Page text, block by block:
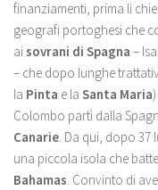
finanziamenti, prima li
geografi portoghesi che
aisovrani di Spagna –
– che dopo lunghe
la Pinta e la Santa Maria
Colombo partì dalla
Canarie. Da qui, dopo
una piccola isola che
Bahamas. Convinto di